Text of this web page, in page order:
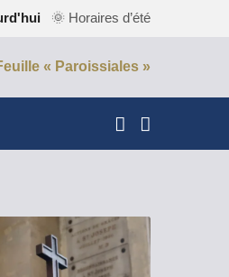
🌞 Horaires d’été
« Paroissiales »